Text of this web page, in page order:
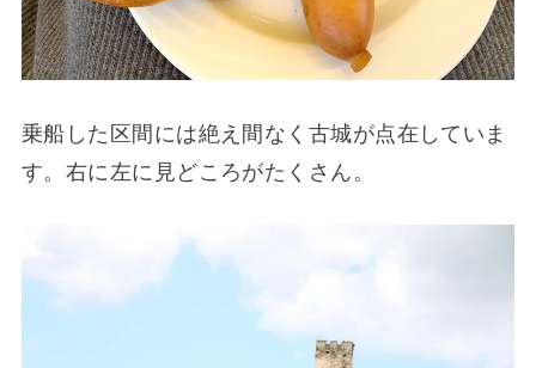
乗船した区間には絶え間なく古城が点在していま
す。右に左に見どころがたくさん。